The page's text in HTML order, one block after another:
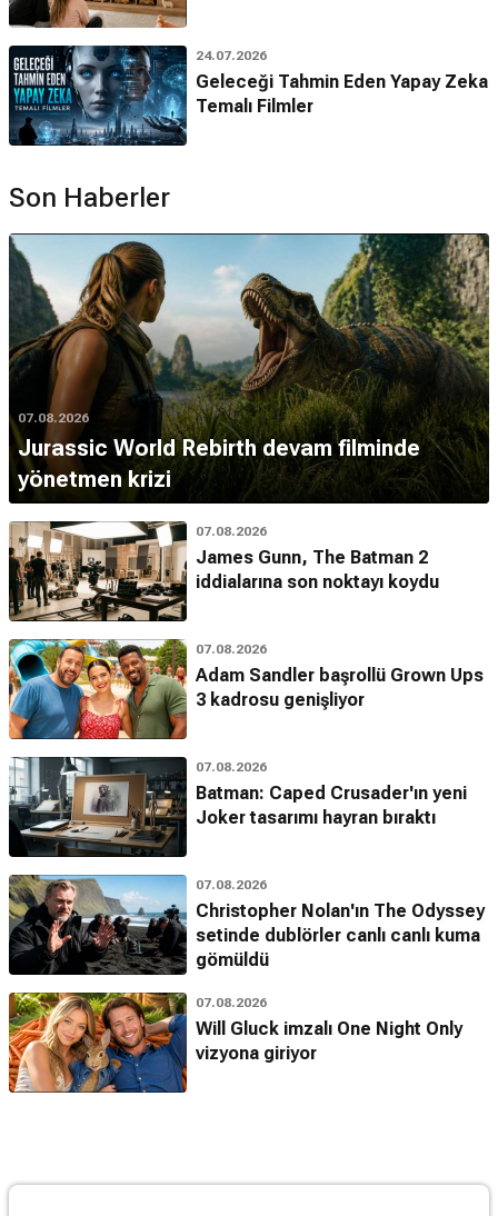
24.07.2026
Geleceği Tahmin Eden Yapay Zeka
Temalı Filmler
Son Haberler
07.08.2026
Jurassic World Rebirth devam filminde
yönetmen krizi
07.08.2026
James Gunn, The Batman 2
iddialarına son noktayı koydu
07.08.2026
Adam Sandler başrollü Grown Ups
3 kadrosu genişliyor
07.08.2026
Batman: Caped Crusader'ın yeni
Joker tasarımı hayran bıraktı
07.08.2026
Christopher Nolan'ın The Odyssey
setinde dublörler canlı canlı kuma
gömüldü
07.08.2026
Will Gluck imzalı One Night Only
vizyona giriyor